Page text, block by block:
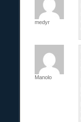
medyr
Manolo